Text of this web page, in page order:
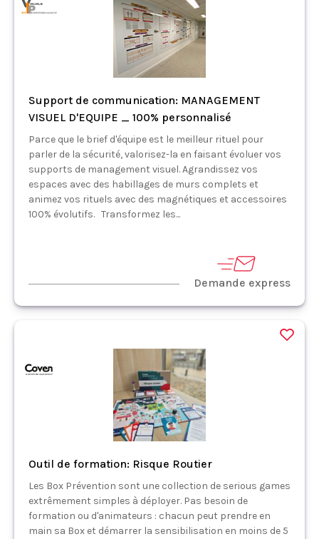
Support de communication: MANAGEMENT
VISUEL D'EQUIPE _ 100% personnalisé
Parce que le brief d'équipe est le meilleur rituel pour
parler de la sécurité, valorisez-la en faisant évoluer vos
supports de management visuel. Agrandissez vos
espaces avec des habillages de murs complets et
animez vos rituels avec des magnétiques et accessoires
100% évolutifs. Transformez les...
Demande express
Outil de formation: Risque Routier
Les Box Prévention sont une collection de serious games
extrêmement simples à déployer. Pas besoin de
formation ou d'animateurs : chacun peut prendre en
main sa Box et démarrer la sensibilisation en moins de 5